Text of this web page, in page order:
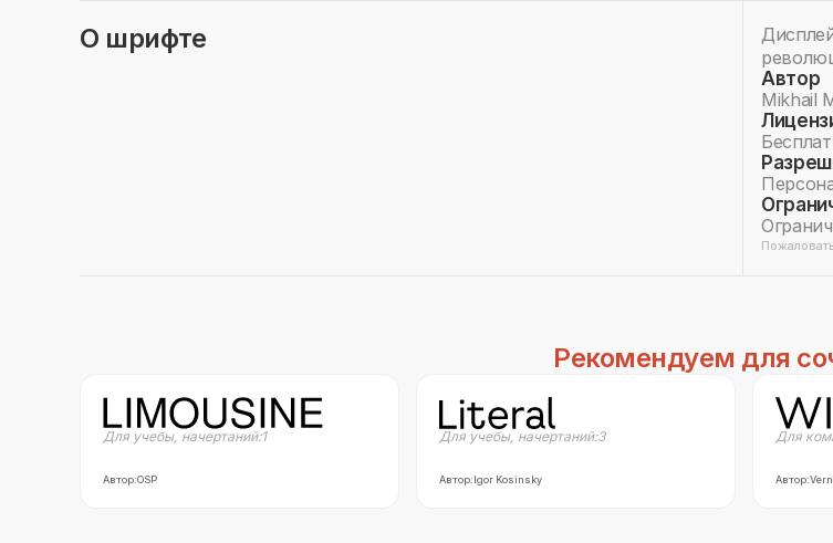
О шрифте
Автор
Mikhail
Рекомендуем для
Для учебы, начертаний:1
Автор:OSP
Для учебы, начертаний:3
Автор:Igor Kosinsky
Для
Автор: